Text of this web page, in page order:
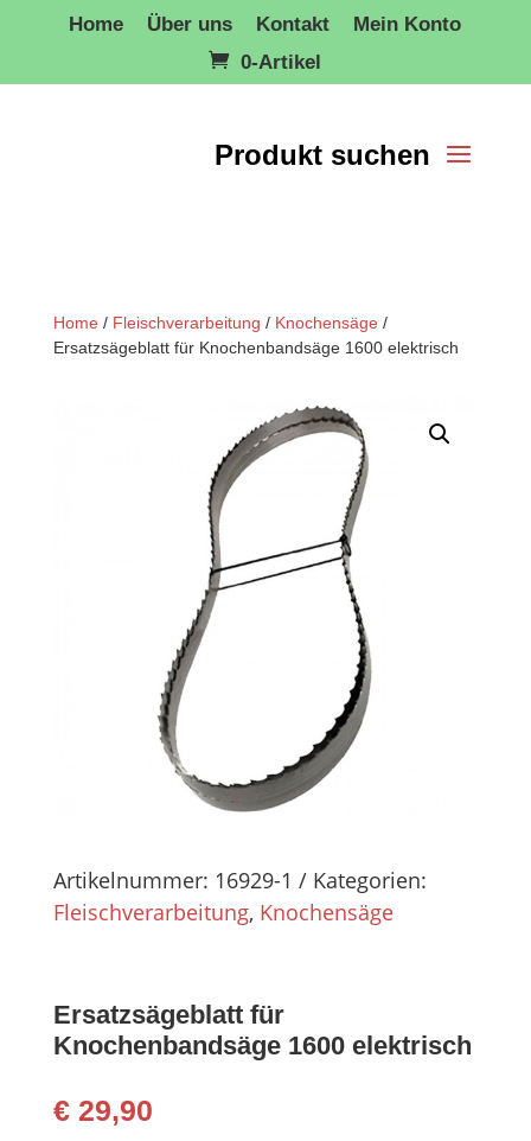
Home Über uns Kontakt
Mein Konto
0-Artikel
Home / Fleischverarbeitung / Knochensäge /
Ersatzsägeblatt für Knochenbandsäge 1600 elektrisch
Artikelnummer: 16929-1
Kategorien:
Fleischverarbeitung, Knochensäge
Ersatzsägeblatt für
Knochenbandsäge 1600 elektrisch
€29,90